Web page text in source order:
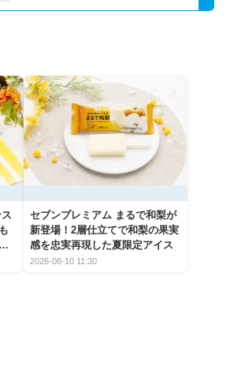
セブンプレミアム まるで和梨が
新登場！2層仕立てで和梨の果実
感を忠実再現した夏限定アイス
2026-08-10 11:30